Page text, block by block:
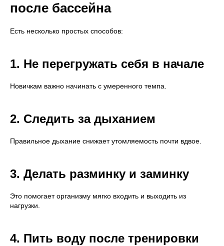
после бассейна
Есть несколько простых способов:
1. Не перегружать себя в начале
Новичкам важно начинать с умеренного темпа.
2. Следить за дыханием
Правильное дыхание снижает утомляемость почти вдвое.
3. Делать разминку и заминку
Это помогает организму мягко входить и выходить из
нагрузки.
4. Пить воду после тренировки